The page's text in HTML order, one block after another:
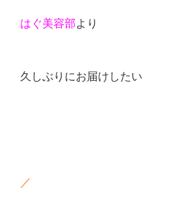
はぐ美容部より
久しぶりにお届けしたい
／